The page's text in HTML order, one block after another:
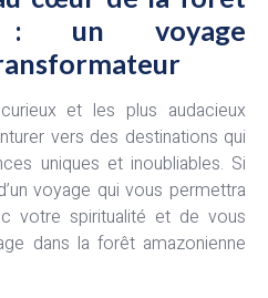
: un voyage
et les plus audacieux
vers des destinations qui
uniques et inoubliables. Si
voyage qui vous permettra
votre spiritualité et de vous
dans la forêt amazonienne